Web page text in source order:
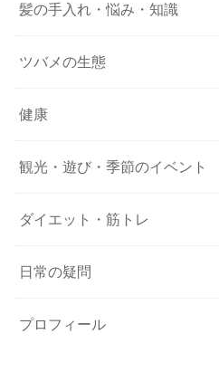
髪の手入れ・悩み・知識
ツバメの生態
健康
観光・遊び・季節のイベント
ダイエット・筋トレ
日常の疑問
プロフィール